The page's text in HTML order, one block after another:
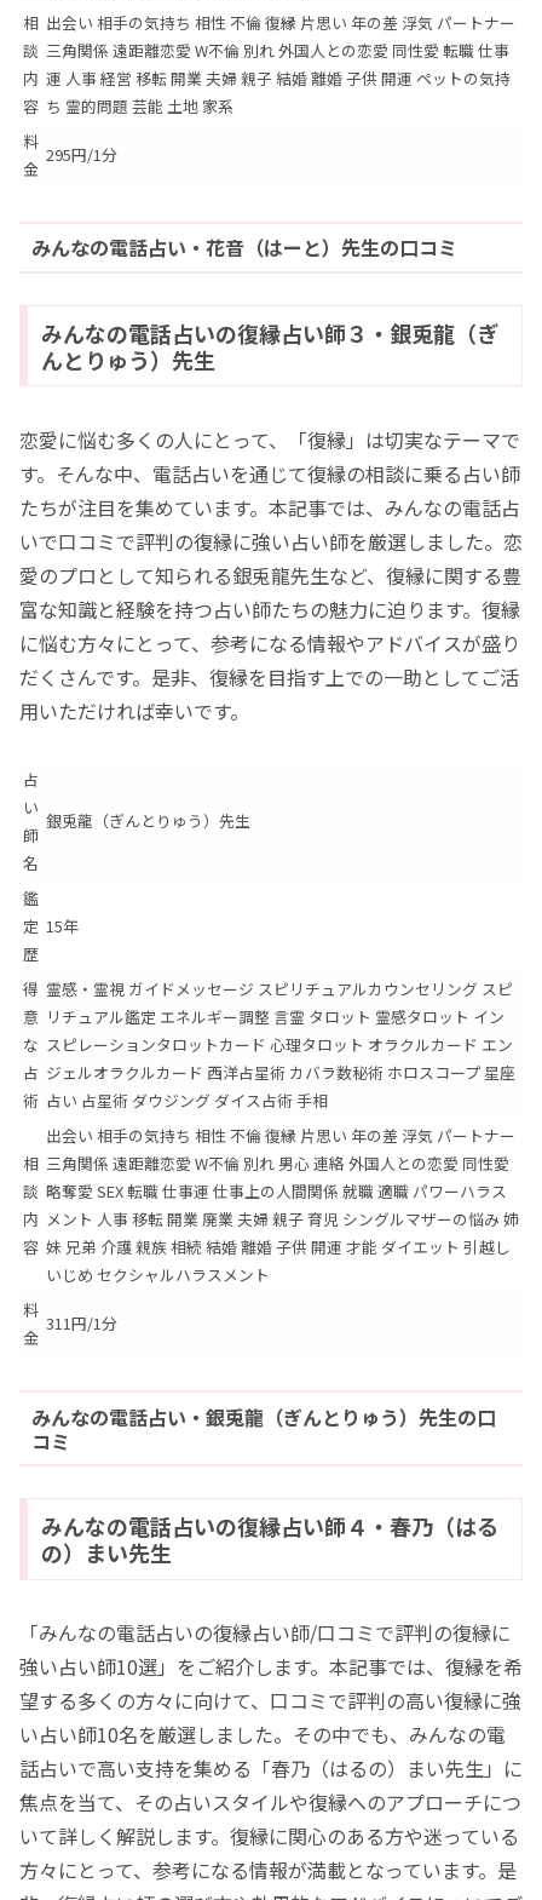
相
談
内
容
出会い 相手の気持ち 相性 不倫 復縁 片思い 年の差 浮気 パートナー
三角関係 遠距離恋愛 W不倫 別れ 外国人との恋愛 同性愛 転職 仕事
運 人事 経営 移転 開業 夫婦 親子 結婚 離婚 子供 開運 ペットの気持
ち 霊的問題 芸能 土地 家系
料
金
295円/1分
みんなの電話占い・花音（はーと）先生の口コミ
みんなの電話占いの復縁占い師３・銀兎龍（ぎ
んとりゅう）先生
恋愛に悩む多くの人にとって、「復縁」は切実なテーマで
す。そんな中、電話占いを通じて復縁の相談に乗る占い師
たちが注目を集めています。本記事では、みんなの電話占
いで口コミで評判の復縁に強い占い師を厳選しました。恋
愛のプロとして知られる銀兎龍先生など、復縁に関する豊
富な知識と経験を持つ占い師たちの魅力に迫ります。復縁
に悩む方々にとって、参考になる情報やアドバイスが盛り
だくさんです。是非、復縁を目指す上での一助としてご活
用いただければ幸いです。
占
い
師
名
銀兎龍（ぎんとりゅう）先生
鑑
定
歴
15年
得
意
な
占
術
霊感・霊視 ガイドメッセージ スピリチュアルカウンセリング スピ
リチュアル鑑定 エネルギー調整 言霊 タロット 霊感タロット イン
スピレーションタロットカード 心理タロット オラクルカード エン
ジェルオラクルカード 西洋占星術 カバラ数秘術 ホロスコープ 星座
占い 占星術 ダウジング ダイス占術 手相
相
談
内
容
出会い 相手の気持ち 相性 不倫 復縁 片思い 年の差 浮気 パートナー
三角関係 遠距離恋愛 W不倫 別れ 男心 連絡 外国人との恋愛 同性愛
略奪愛 SEX 転職 仕事運 仕事上の人間関係 就職 適職 パワーハラス
メント 人事 移転 開業 廃業 夫婦 親子 育児 シングルマザーの悩み 姉
妹 兄弟 介護 親族 相続 結婚 離婚 子供 開運 才能 ダイエット 引越し
いじめ セクシャルハラスメント
料
金
311円/1分
みんなの電話占い・銀兎龍（ぎんとりゅう）先生の口
コミ
みんなの電話占いの復縁占い師４・春乃（はる
の）まい先生
「みんなの電話占いの復縁占い師/口コミで評判の復縁に
強い占い師10選」をご紹介します。本記事では、復縁を希
望する多くの方々に向けて、口コミで評判の高い復縁に強
い占い師10名を厳選しました。その中でも、みんなの電
話占いで高い支持を集める「春乃（はるの）まい先生」に
焦点を当て、その占いスタイルや復縁へのアプローチにつ
いて詳しく解説します。復縁に関心のある方や迷っている
方々にとって、参考になる情報が満載となっています。是